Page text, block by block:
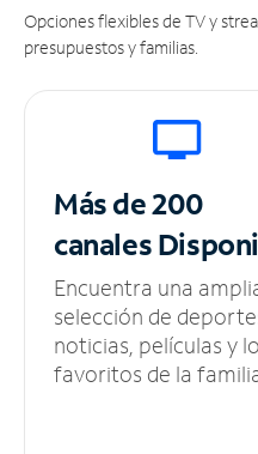
Opciones flexibles de TV y
presupuestos y familias.
Más de 200
canales
Encuentra una
selección de
noticias, películas y
favoritos de la